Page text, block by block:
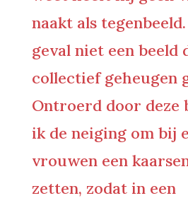
naakt als
geval niet een beeld
collectief geheugen
Ontroerd door deze
ik de neiging om bij
vrouwen een
zetten, zodat in een